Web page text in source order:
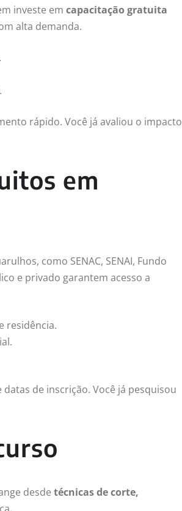
investe em capacitação gratuita
alta demanda.
rápido. Você já avaliou o impacto
em
como SENAC, SENAI, Fundo
e privado garantem acesso a
residência.
de inscrição. Você já pesquisou
desde técnicas de corte,